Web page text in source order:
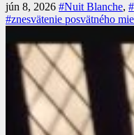
jún 8, 2026 #Nuit Blanche,
#znesvätenie posvätného